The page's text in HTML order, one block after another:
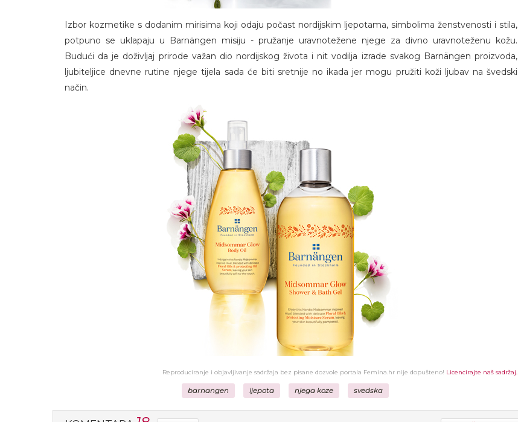
Izbor kozmetike s dodanim mirisima koji odaju počast nordijskim ljepotama, simbolima ženstvenosti i stila,
potpuno se uklapaju u Barnängen misiju - pružanje uravnotežene njege za divno uravnoteženu kožu.
Budući da je doživljaj prirode važan dio nordijskog života i nit vodilja izrade svakog Barnängen proizvoda,
ljubiteljice dnevne rutine njege tijela sada će biti sretnije no ikada jer mogu pružiti koži ljubav na švedski
način.
Reproduciranje i objavljivanje sadržaja bez pisane dozvole portala Femina.hr nije dopušteno! Licencirajte naš sadržaj.
barnangen ljepota njega koze svedska